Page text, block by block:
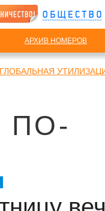
АРХИВ НОМЕРОВ
ПО-